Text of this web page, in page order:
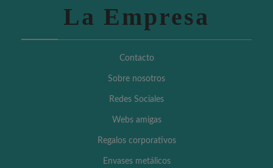
La Empresa
Contacto
Sobre nosotros
Redes Sociales
Webs amigas
Regalos corporativos
Envases metálicos